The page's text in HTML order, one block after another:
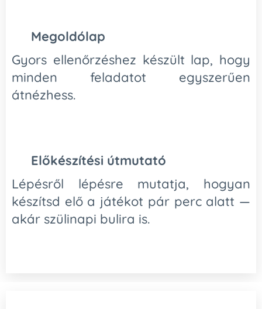
Megoldólap
Gyors ellenőrzéshez készült lap, hogy
minden feladatot egyszerűen
átnézhess.
Előkészítési útmutató
Lépésről lépésre mutatja, hogyan
készítsd elő a játékot pár perc alatt —
akár szülinapi bulira is.